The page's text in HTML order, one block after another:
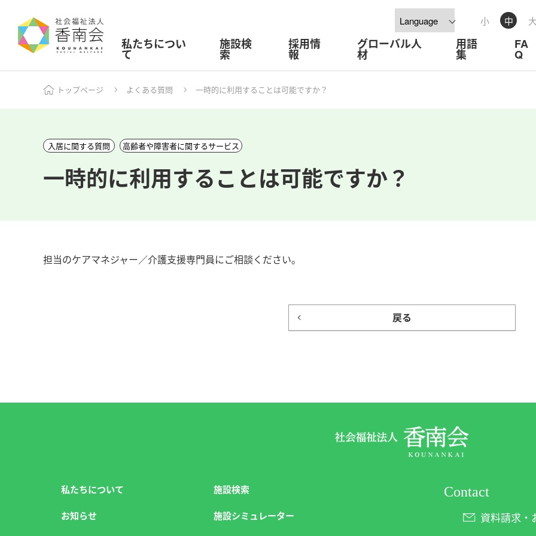
小 中 大
私たちについ
て
施設検
索
採用情
報
グローバル人
材
用語
集
FA
Q
トップページ よくある質問 一時的に利用することは可能ですか？
入居に関する質問 高齢者や障害者に関するサービス
一時的に利用することは可能ですか？
担当のケアマネジャー／介護支援専門員にご相談ください。
戻る
私たちについて
お知らせ
施設検索
施設シミュレーター
Contact
資料請求・